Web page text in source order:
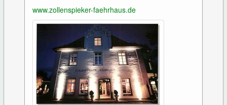
www.zollenspieker-faehrhaus.de